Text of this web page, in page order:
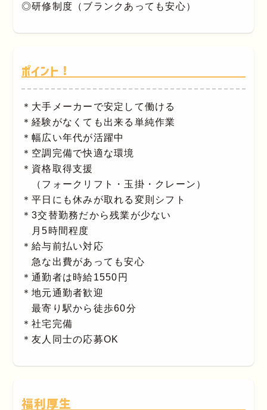
◎研修制度（ブランクあっても安心）
ポイント！
＊大手メーカーで安定して働ける
＊経験がなくても出来る単純作業
＊幅広い年代が活躍中
＊空調完備で快適な環境
＊資格取得支援
（フォークリフト・玉掛・クレーン）
＊平日にも休みが取れる変則シフト
＊3交替勤務だから残業が少ない
月5時間程度
＊給与前払い対応
急な出費があっても安心
＊通勤者は時給1550円
＊地元通勤者歓迎
最寄り駅から徒歩60分
＊社宅完備
＊友人同士の応募OK
福利厚生